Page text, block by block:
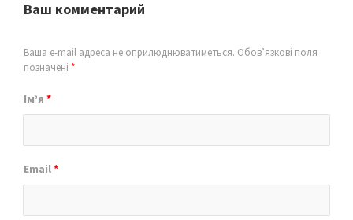
Ваш комментарий
Ваша e-mail адреса не оприлюднюватиметься. Обов’язкові поля
позначені *
Ім’я *
Email*